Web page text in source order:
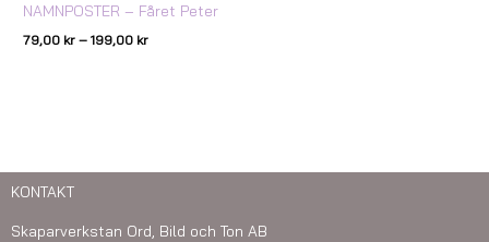
NAMNPOSTER – Fåret Peter
79,00 kr – 199,00 kr
KONTAKT
Skaparverkstan Ord, Bild och Ton AB